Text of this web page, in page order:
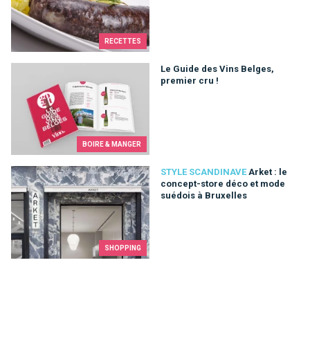
RECETTES
BOIRE & MANGER
Le Guide des Vins Belges,
premier cru !
Le Guide des Vins Belges, premier cru !
SHOPPING
STYLE SCANDINAVE Arket : le
concept-store déco et mode
suédois à Bruxelles
Arket : le concept-store déco et mode suédois à Bruxelles